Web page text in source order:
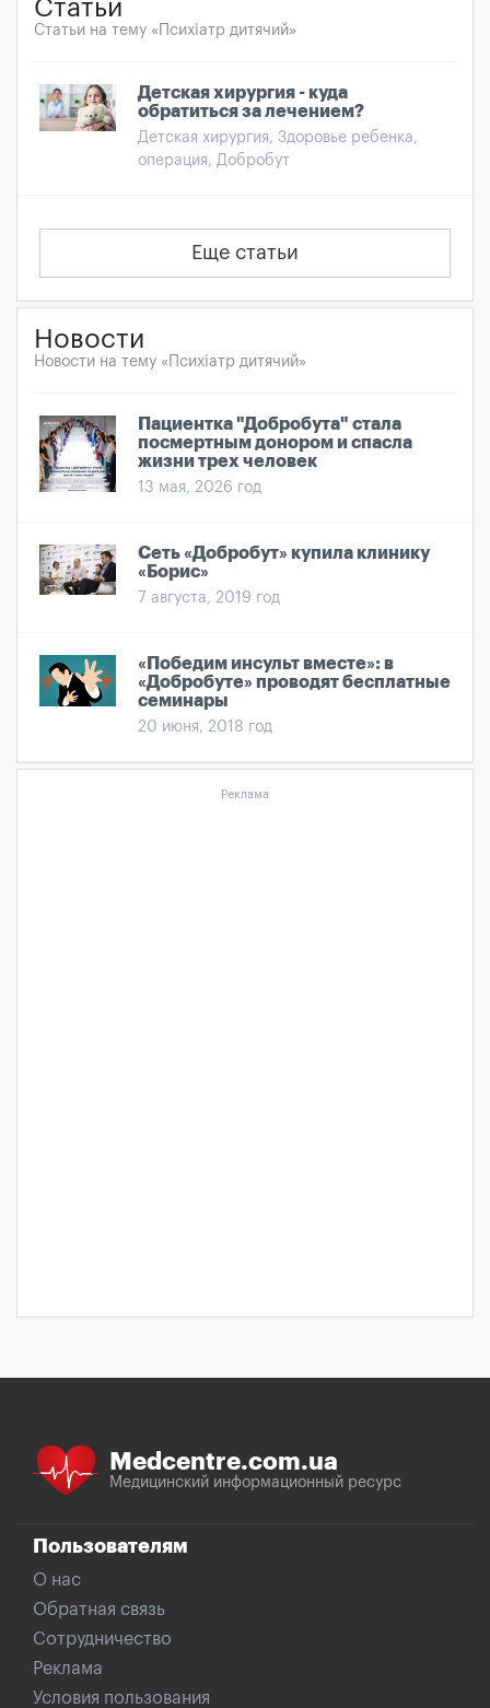
Статьи
Статьи на тему «Психіатр дитячий»
Детская хирургия - куда
обратиться за лечением?
Детская хирургия, Здоровье ребенка,
операция, Добробут
Еще статьи
Новости
Новости на тему «Психіатр дитячий»
Пациентка "Добробута" стала
посмертным донором и спасла
жизни трех человек
13 мая, 2026 год
Сеть «Добробут» купила клинику
«Борис»
7 августа, 2019 год
«Победим инсульт вместе»: в
«Добробуте» проводят бесплатные
семинары
20 июня, 2018 год
Реклама
Medcentre.com.ua
Медицинский информационный ресурс
Пользователям
О нас
Обратная связь
Сотрудничество
Реклама
Условия пользования